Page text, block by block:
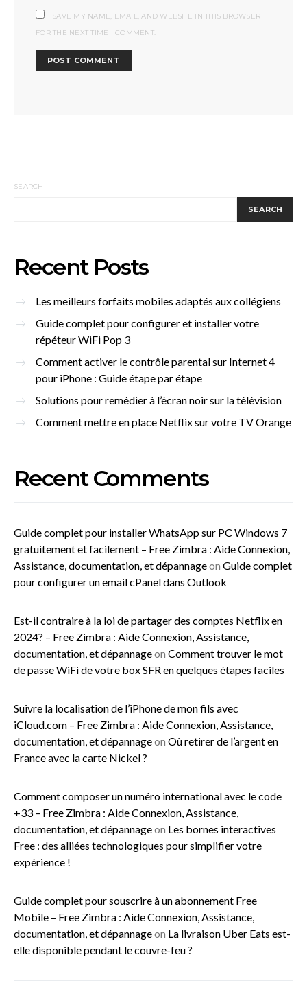
SAVE MY NAME, EMAIL, AND WEBSITE IN THIS BROWSER
FOR THE NEXT TIME I COMMENT.
SEARCH
SEARCH
Recent Posts
Les meilleurs forfaits mobiles adaptés aux collégiens
Guide complet pour configurer et installer votre
répéteur WiFi Pop 3
Comment activer le contrôle parental sur Internet 4
pour iPhone : Guide étape par étape
Solutions pour remédier à l’écran noir sur la télévision
Comment mettre en place Netflix sur votre TV Orange
Recent Comments
Guide complet pour installer WhatsApp sur PC Windows 7
gratuitement et facilement – Free Zimbra : Aide Connexion,
Assistance, documentation, et dépannageon Guide complet
pour configurer un email cPanel dans Outlook
Est-il contraire à la loi de partager des comptes Netflix en
2024? – Free Zimbra : Aide Connexion, Assistance,
documentation, et dépannageon Comment trouver le mot
de passe WiFi de votre box SFR en quelques étapes faciles
Suivre la localisation de l’iPhone de mon fils avec
iCloud.com – Free Zimbra : Aide Connexion, Assistance,
documentation, et dépannageon Où retirer de l’argent en
France avec la carte Nickel ?
Comment composer un numéro international avec le code
+33 – Free Zimbra : Aide Connexion, Assistance,
documentation, et dépannageon Les bornes interactives
Free : des alliées technologiques pour simplifier votre
expérience !
Guide complet pour souscrire à un abonnement Free
Mobile – Free Zimbra : Aide Connexion, Assistance,
documentation, et dépannageon La livraison Uber Eats est-
elle disponible pendant le couvre-feu ?